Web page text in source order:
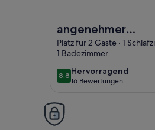
angenehmer
aufenthalt in
argentinien auf
Platz für 2 Gäste · 1
1 Badezimmer
8,88,8 von 10
Hervorragend
hervorragend
16 Bewertungen
(16